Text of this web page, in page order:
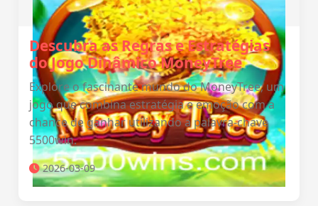
Descubra as Regras e Estratégias
do Jogo Dinâmico MoneyTree
Explore o fascinante mundo do MoneyTree, um
jogo que combina estratégia e emoção com a
chance de ganhar utilizando a palavra-chave
5500win.
2026-03-09